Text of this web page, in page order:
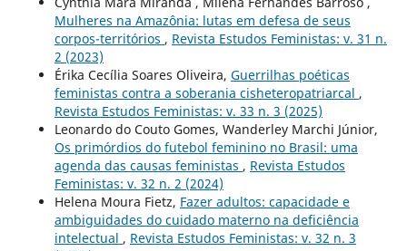
Mulheres na Amazônia: lutas em defesa de seus
corpos-territórios , Revista Estudos Feministas: v. 31 n.
2 (2023)
Érika Cecília Soares Oliveira, Guerrilhas poéticas
feministas contra a soberania cisheteropatriarcal ,
Revista Estudos Feministas: v. 33 n. 3 (2025)
Leonardo do Couto Gomes, Wanderley Marchi Júnior,
Os primórdios do futebol feminino no Brasil: uma
agenda das causas feministas , Revista Estudos
Feministas: v. 32 n. 2 (2024)
Helena Moura Fietz, Fazer adultos: capacidade e
ambiguidades do cuidado materno na deficiência
intelectual , Revista Estudos Feministas: v. 32 n. 3